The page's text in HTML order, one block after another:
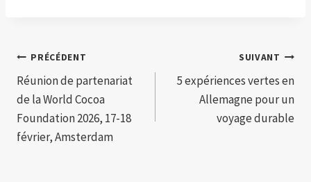
Navigation
de
l’article
PRÉCÉDENT
Réunion de partenariat
de la World Cocoa
Foundation 2026, 17-18
février, Amsterdam
SUIVANT
5 expériences vertes en
Allemagne pour un
voyage durable